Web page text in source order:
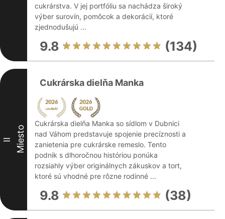
cukrárstva. V jej portfóliu sa nachádza široký
výber surovín, pomôcok a dekorácií, ktoré
zjednodušujú ...
9.8 (134)
II Miesto
Cukrárska dielňa Manka
Cukrárska dielňa Manka so sídlom v Dubnici
nad Váhom predstavuje spojenie precíznosti a
zanietenia pre cukrárske remeslo. Tento
podnik s dlhoročnou históriou ponúka
rozsiahly výber originálnych zákuskov a tort,
ktoré sú vhodné pre rôzne rodinné ...
9.8 (38)